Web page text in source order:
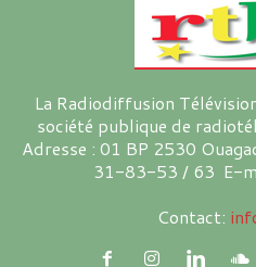
La Radiodiffusion
société publique de
Adresse : 01 BP 2530
31-83-53 / 63 E-
Contact: